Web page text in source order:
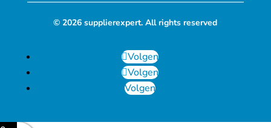
© 2026 supplierexpert. All rights reserved
Volgen
Volgen
Volgen